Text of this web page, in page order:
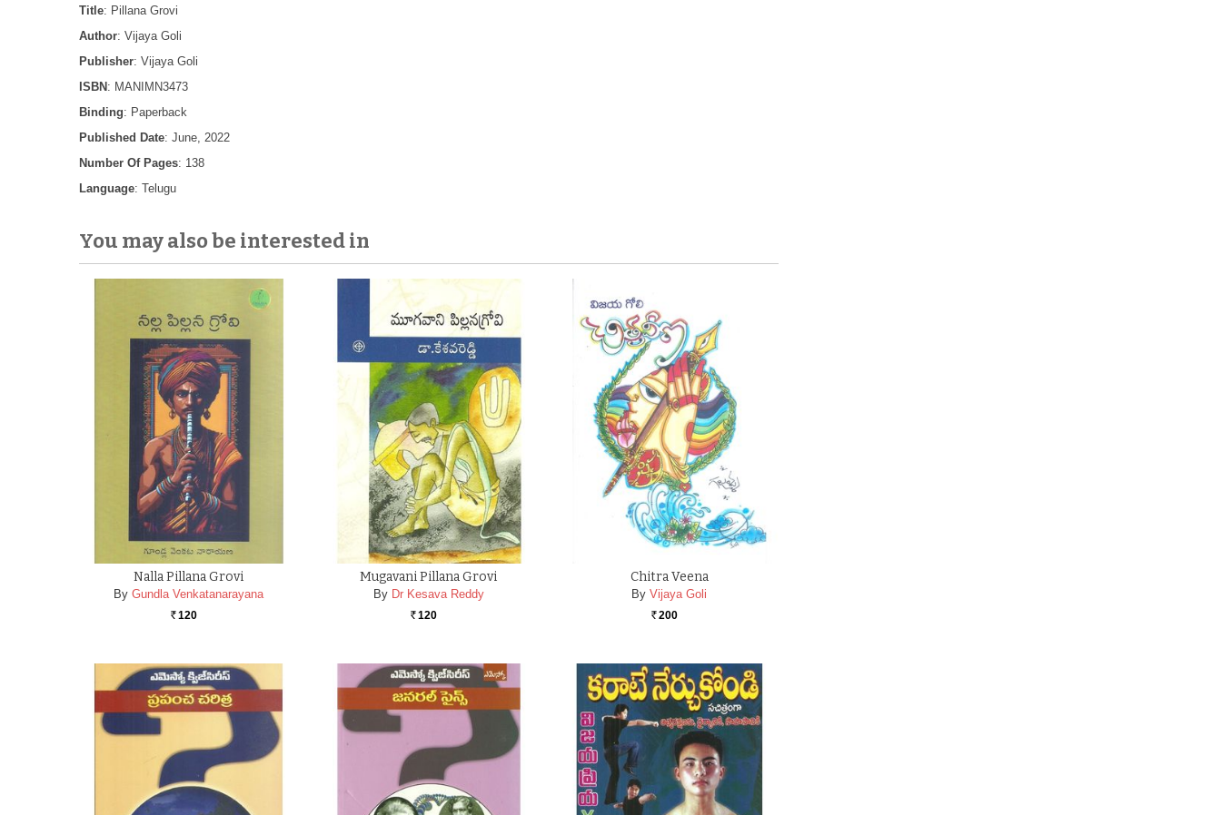
Title: Pillana Grovi
Author: Vijaya Goli
Publisher: Vijaya Goli
ISBN : MANIMN3473
Binding: Paperback
Published Date: June, 2022
Number Of Pages: 138
Language: Telugu
You may also be interested in
Nalla Pillana Grovi
By Gundla Venkatanarayana
Rs. 120
Mugavani Pillana Grovi
By Dr Kesava Reddy
Rs. 120
Chitra Veena
By Vijaya Goli
Rs. 200